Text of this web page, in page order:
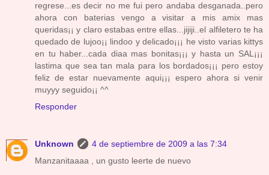
regrese...es decir no me fui pero andaba desganada..pero
ahora con baterias vengo a visitar a mis amix mas
queridas¡¡ y claro estabas entre ellas...jijiji..el alfiletero te ha
quedado de lujoo¡¡ lindoo y delicado¡¡¡ he visto varias kittys
en tu haber...cada diaa mas bonitas¡¡¡ y hasta un SAL¡¡¡
lastima que sea tan mala para los bordados¡¡¡ pero estoy
feliz de estar nuevamente aqui¡¡¡ espero ahora si venir
muyyy seguido¡¡ ^^
Responder
Unknown
4 de septiembre de 2009 a las 7:34
Manzanitaaaa , un gusto leerte de nuevo